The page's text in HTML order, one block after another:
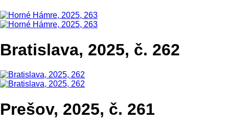
Bratislava, 2025, č. 262
Prešov, 2025, č. 261